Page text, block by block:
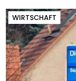
WIRTSCHAFT